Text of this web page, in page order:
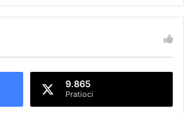
9.865
Pratioci